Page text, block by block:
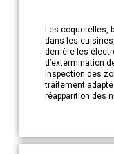
Les coquerelles,
dans les
derrière les
d’extermination
inspection des
traitement adapté
réapparition des